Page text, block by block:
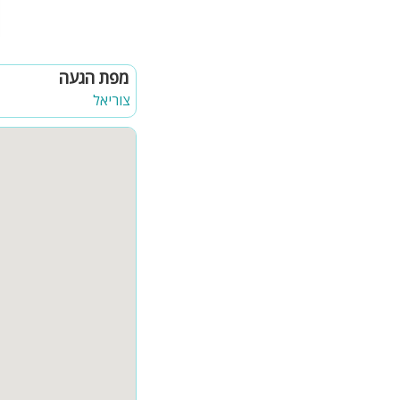
קהל יעד:
אחוזת עומרי מתאימה
בוטיק.
מפת הגעה
צוריאל